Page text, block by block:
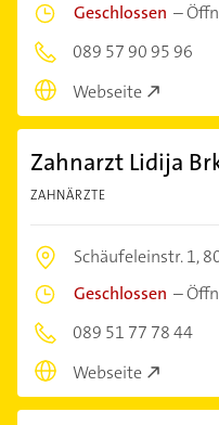
Geschlossen –
089 57 90 95 96
Webseite
Zahnarzt Lidija
ZAHNÄRZTE
Schäufeleinstr. 1,
Geschlossen –
089 51 77 78 44
Webseite